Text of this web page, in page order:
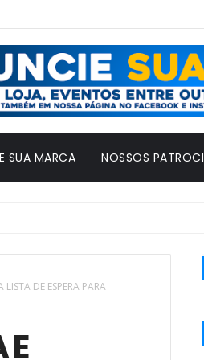
SUA MARCA NOSSOS
DE ESPERA PARA